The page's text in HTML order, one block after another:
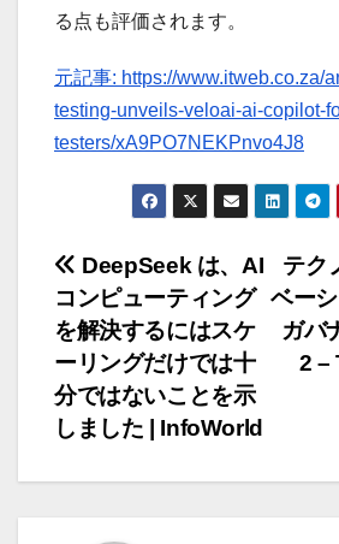
る点も評価されます。
元記事: https://www.itweb.co.za/
testing-unveils-veloai-ai-copilot-
testers/xA9PO7NEKPnvo4J8
投
稿
ナ
ビ
ゲ
テク
ベー
ガバ
2 –
DeepSeek は、AI
コンピューティング
を解決するにはスケ
ーリングだけでは十
分ではないことを示
しました | InfoWorld